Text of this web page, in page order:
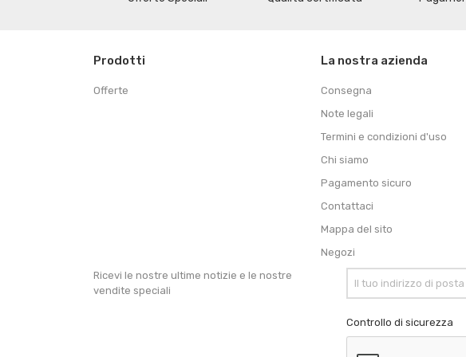
Prodotti
Offerte
La nostra azienda
Consegna
Note legali
Termini e condizioni d'uso
Chi siamo
Pagamento sicuro
Contattaci
Mappa del sito
Negozi
Ricevi le nostre ultime notizie e le nostre
vendite speciali
Controllo di sicurezza